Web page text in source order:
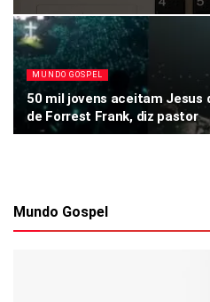
MUNDO GOSPEL
50 mil jovens aceitam Jesus
de Forrest Frank, diz pastor
Mundo Gospel